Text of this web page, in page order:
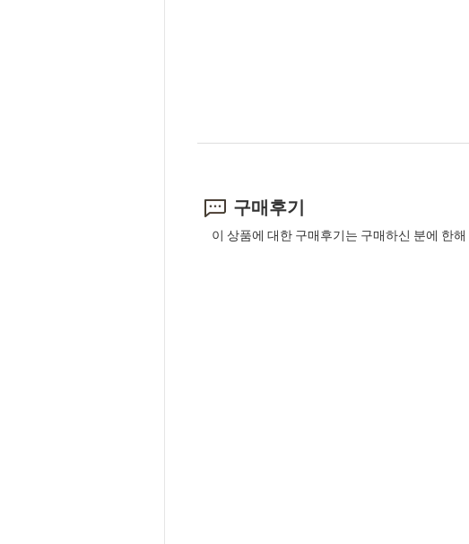
구매후기
이 상품에 대한 구매후기는 구매하신 분에 한해